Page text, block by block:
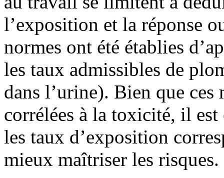
l’exposition et la réponse
normes ont été établies
les taux admissibles de
dans l’urine). Bien que ces
corrélées à la toxicité, il est
les taux d’exposition
mieux maîtriser les risques.